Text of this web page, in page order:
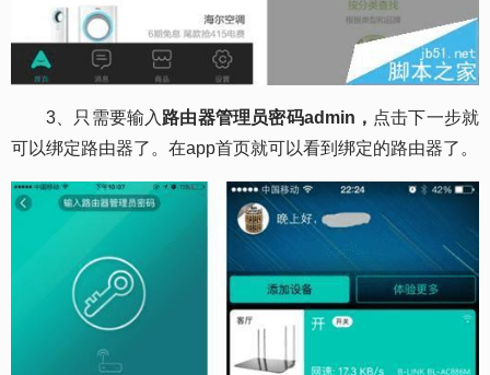
3、只需要输入 路由器管理员密码admin， 点击下一步就
可以绑定路由器了。在app首页就可以看到绑定的路由器了。